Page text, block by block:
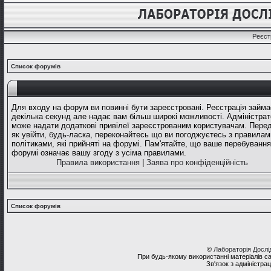
Список форумів
Для входу на форум ви повинні бути зареєстровані. Реєстрація
декілька секунд але надає вам більш широкі можливості.
може надати додаткові привілеї зареєстрованим користувачам.
як увійти, будь-ласка, переконайтесь що ви погоджуєтесь з
політиками, які прийняті на форумі. Пам'ятайте, що ваше
форумі означає вашу згоду з усіма правилами.
Правила використання
Заява про конфіденційність
Список форумів
© Лабораторія
При будь-якому використанні матеріалів
Зв'язок з